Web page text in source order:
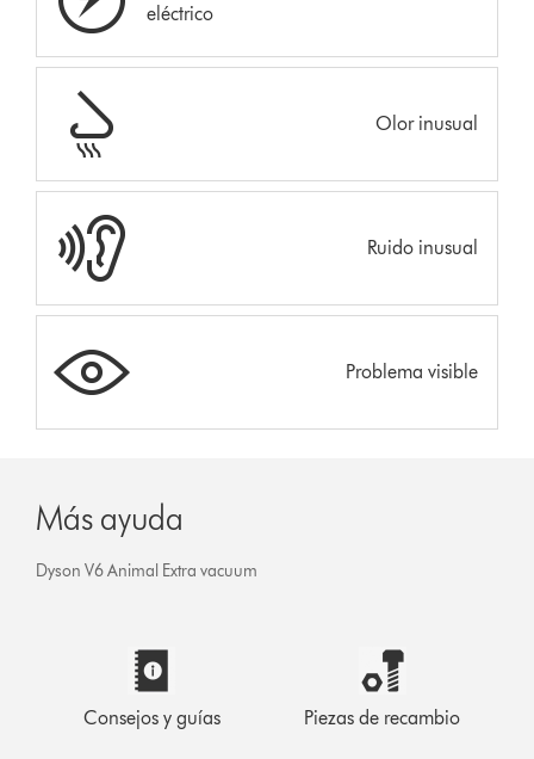
eléctrico
Olor inusual
Ruido inusual
Problema visible
Más ayuda
Dyson V6 Animal Extra vacuum
Consejos y guías Piezas de recambio